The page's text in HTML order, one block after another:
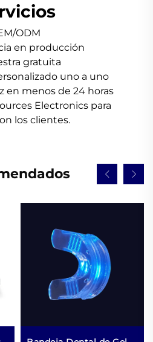
ODM
en producción
gratuita
uno a uno
en menos de 24 horas
Electronics para
los clientes.